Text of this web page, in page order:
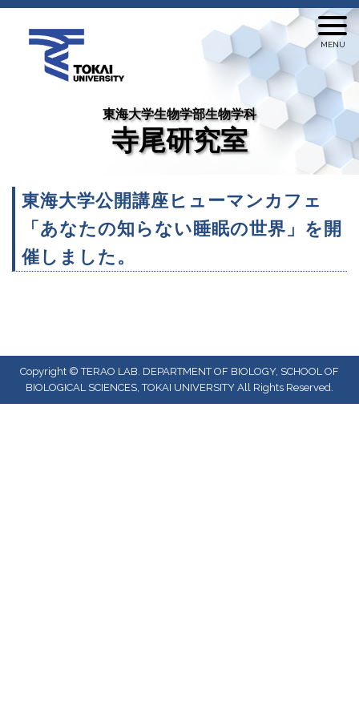
東海大学生物学部生物学科
寺尾研究室
東海大学公開講座ヒューマンカフェ
「あなたの知らない睡眠の世界」を開
催しました。
Copyright © TERAO LAB. DEPARTMENT OF BIOLOGY, SCHOOL OF
BIOLOGICAL SCIENCES, TOKAI UNIVERSITY All Rights Reserved.